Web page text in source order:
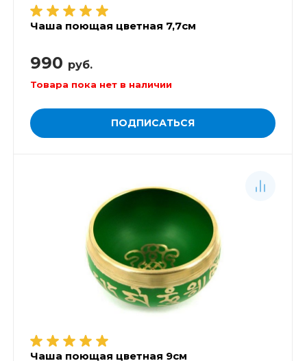
Чаша поющая цветная 7,7см
990 руб.
Товара пока нет в наличии
ПОДПИСАТЬСЯ
Чаша поющая цветная 9см